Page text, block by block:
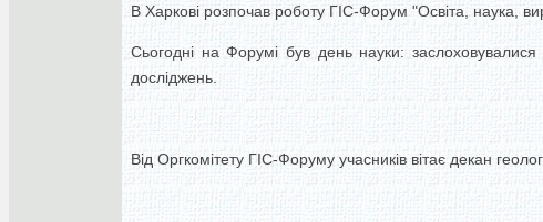
В Харкові розпочав роботу ГІС-Форум "Освіта, наука,
Сьогодні на Форумі був день науки: заслоховувалися
досліджень.
Від Оргкомітету ГІС-Форуму учасників вітає декан